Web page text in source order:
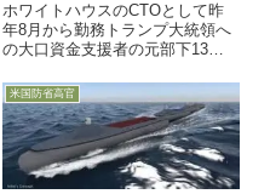
ホワイトハウスのCTOとして昨
年8月から勤務トランプ大統領へ
の大口資金支援者の元部下13
したGriffin技術開発担当国防次官
の後任として、ホワイトハウスで
「Chief Technology Officer」を...
米国防省高官